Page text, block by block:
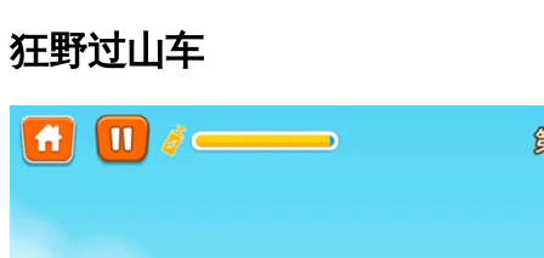
狂野过山车